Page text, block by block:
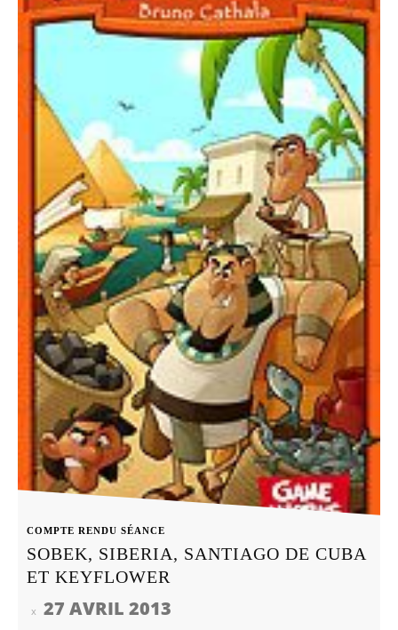
COMPTE RENDU SÉANCE
SOBEK, SIBERIA, SANTIAGO DE CUBA
ET KEYFLOWER
27 AVRIL 2013